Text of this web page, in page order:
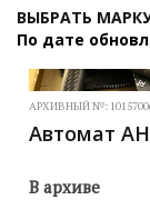
ВЫБРАТЬ
По дате
АРХИВНЫЙ №:
Автомат
В архиве